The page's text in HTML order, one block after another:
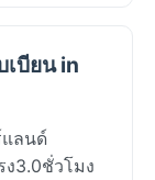
บียน in
แลนด์
ง3.0ชั่วโมง